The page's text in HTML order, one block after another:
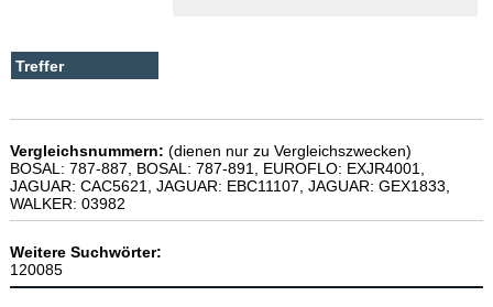
Vergleichsnummern: (dienen nur zu Vergleichszwecken)
BOSAL: 787-887, BOSAL: 787-891, EUROFLO: EXJR4001,
JAGUAR: CAC5621, JAGUAR: EBC11107, JAGUAR: GEX1833,
WALKER: 03982
Weitere Suchwörter:
120085